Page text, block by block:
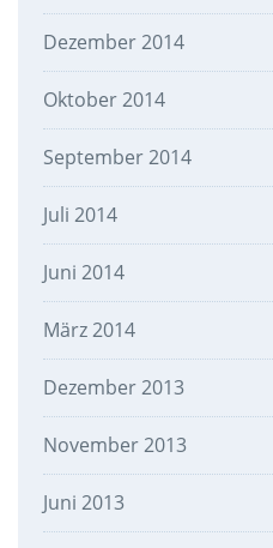
Dezember 2014
Oktober 2014
September 2014
Juli 2014
Juni 2014
März 2014
Dezember 2013
November 2013
Juni 2013